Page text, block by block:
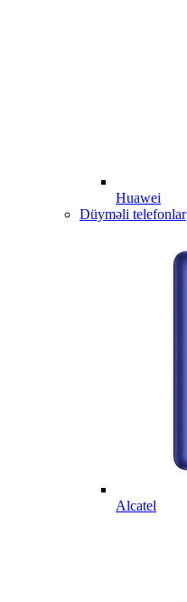
Huawei
Düyməli telefonlar
Alcatel